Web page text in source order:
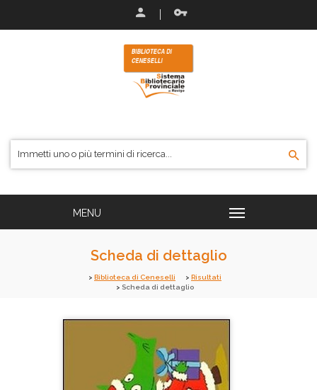
Scheda di dettaglio
Biblioteca di Ceneselli
Risultati
Scheda di dettaglio